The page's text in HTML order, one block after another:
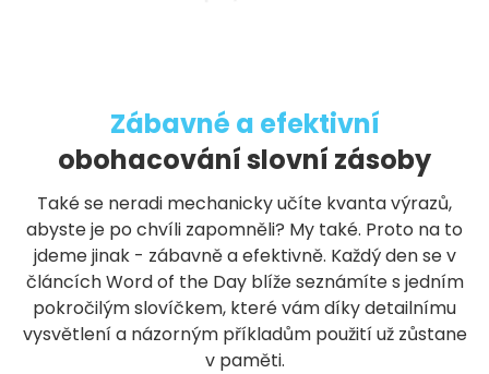
Zábavné a efektivní
obohacování slovní zásoby
Také se neradi mechanicky učíte kvanta výrazů,
abyste je po chvíli zapomněli? My také. Proto na to
jdeme jinak - zábavně a efektivně. Každý den se v
článcích Word of the Day blíže seznámíte s jedním
pokročilým slovíčkem, které vám díky detailnímu
vysvětlení a názorným příkladům použití už zůstane
v paměti.